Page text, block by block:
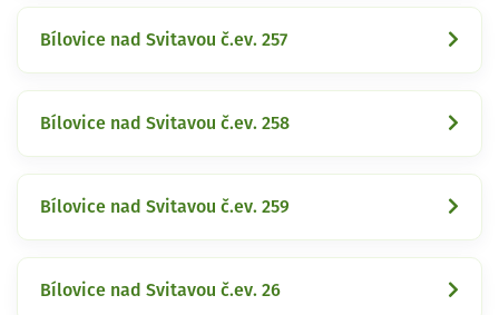
Bílovice nad Svitavou č.ev. 257
Bílovice nad Svitavou č.ev. 258
Bílovice nad Svitavou č.ev. 259
Bílovice nad Svitavou č.ev. 26